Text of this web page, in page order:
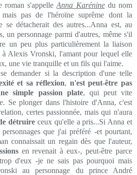
roman s'appelleAnna Karéninedu nom
pas de l'héroïne suprême dont la
se détacherait des autres...Anna est, au
un personnage parmi d'autres, même s'il
un peu plus particulièrement la liaison
Alexis Vronski, l'amant pour lequel elle
une vie tranquille et un fils qui l'aime.
demander si la description d'une telle
et sa réflexion, n'est peut-être pas
simple passion plate, qui peut vite
Se plonger dans l'histoire d'Anna, c'est
certes passionnée, mais qui n'aura
détruire ceux qu'elle a pris...Si Anna et
que j'ai préféré -et pourtant,
connaissait un regain dès que l'auteur,
en revenait à eux-, peut-être parce
d'eux -je ne sais pas pourquoi mais
au personnage du prince André